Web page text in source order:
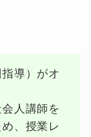
導）がオ
人講師を
、授業レ